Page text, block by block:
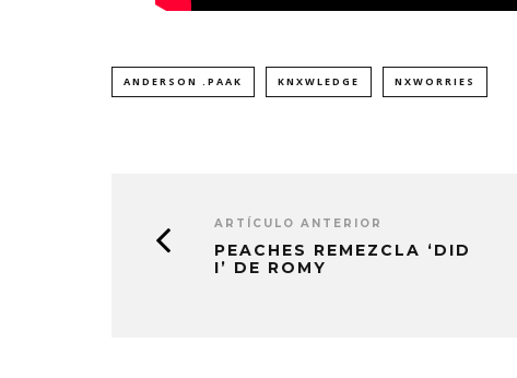
ANDERSON .PAAK KNXWLEDGE NXWORRIES
ARTÍCULO ANTERIOR
PEACHES REMEZCLA ‘DID
I’ DE ROMY